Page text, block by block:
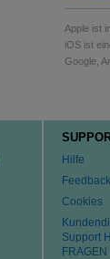
Apple ist
iOS ist
Google,
Hilfe
Feedback
Cookies
Support
FRAGEN